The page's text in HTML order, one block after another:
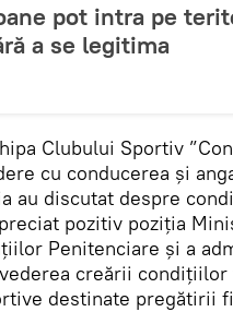
pot intra pe
a se legitima
Clubului Sportiv
cu conducerea și
au discutat despre
pozitiv poziția
Penitenciare și a
creării
destinate pregătirii